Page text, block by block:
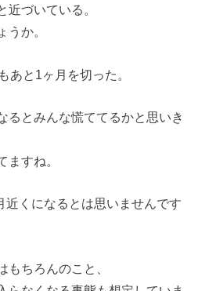
近づいている。
うか。
あと1ヶ月を切った。
るとみんな慌ててるかと思いき
ますね。
近くになるとは思いませんです
もちろんのこと、